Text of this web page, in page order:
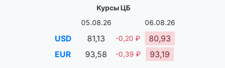
Курсы ЦБ
05.08.26
06.08.26
USD 81,13 -0,20 ₽
80,93
EUR
93,58 -0,39 ₽ 93,19